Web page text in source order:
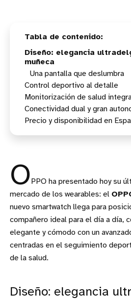
Diseño: elegancia
muñeca
Una pantalla que deslumbra
Control deportivo al detalle
Preparado para corredores
Monitorización de salud
Chequeo rápido y análisis
Conectividad dual y gran
Precio y disponibilidad en
O PPO ha presentado hoy su
mercado de los wearables: el
nuevo smartwatch llega para
compañero ideal para el día a día,
elegante y cómodo con un
centradas en el seguimiento
de la salud.
Diseño: elegancia